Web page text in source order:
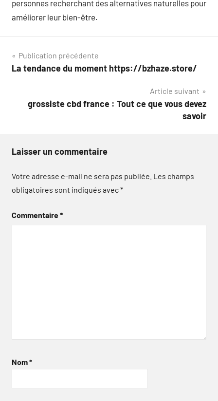
personnes recherchant des alternatives naturelles pour
améliorer leur bien-être.
Navigation
de
Publication précédente
La tendance du moment https://bzhaze.store/
Article suivant
grossiste cbd france : Tout ce que vous devez
savoir
Laisser un commentaire
Votre adresse e-mail ne sera pas publiée. Les champs
obligatoires sont indiqués avec*
Commentaire*
Nom*